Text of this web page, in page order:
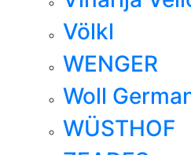
Völkl
WENGER
Woll
WÜSTHOF